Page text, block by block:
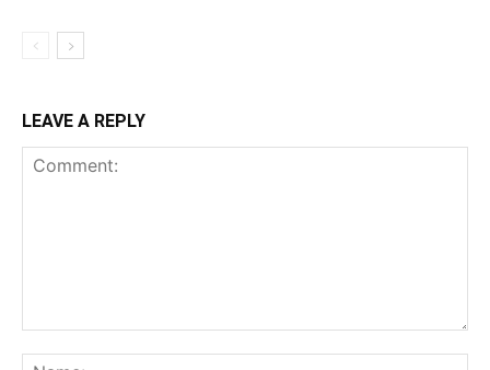
LEAVE A REPLY